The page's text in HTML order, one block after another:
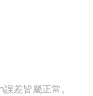
差皆屬正常。